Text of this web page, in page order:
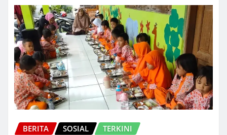
BERITA SOSIAL TERKINI